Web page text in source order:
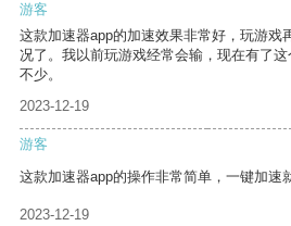
游客
这款加速器app的加速效果非常好，玩游戏
况了。我以前玩游戏经常会输，现在有了
不少。
2023-12-19
游客
这款加速器app的操作非常简单，一键加速
2023-12-19